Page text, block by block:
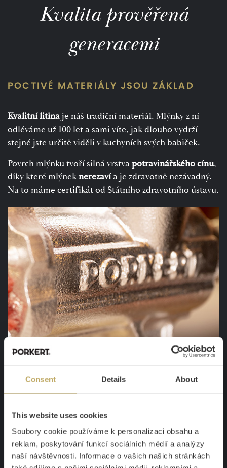
Consent Details About
This website uses cookies
Soubory cookie používáme k personalizaci obsahu a
reklam, poskytování funkcí sociálních médií a analýzy
naší návštěvnosti. Informace o vašich našich stránkách
Kvalita prověřená
generacemi
POCTIVÉ MATERIÁLY JSOU ZÁKLAD
Kvalitní litina je náš tradiční materiál. Mlýnky z ní
odléváme už 100 let a sami víte, jak dlouho vydrží –
stejné jste určitě viděli v kuchyních svých babiček.
Povrch mlýnku tvoří silná vrstvapotravinářského cínu,
díky které mlýneknerezavía je zdravotně nezávadný.
Na to máme certifikát od Státního zdravotního ústavu.
VŠE ZAPADLO